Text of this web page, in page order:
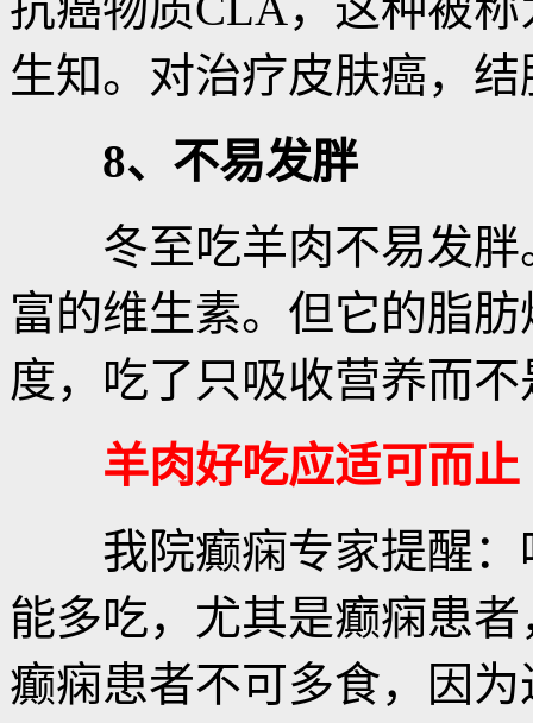
生知。对治疗皮肤癌，
8、不易发胖
冬至吃羊肉不易发胖
富的维生素。但它的脂
度，吃了只吸收营养而
羊肉好吃应适可而止
我院癫痫专家提醒：
能多吃，尤其是癫痫患
癫痫患者不可多食，因